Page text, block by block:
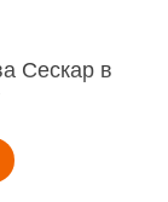
Сескар в